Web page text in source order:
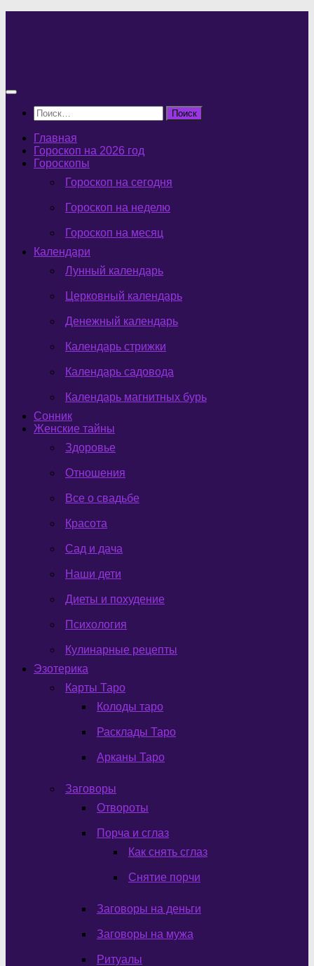
Найти:
Главная
Гороскоп на 2026 год
Гороскопы
Гороскоп на сегодня
Гороскоп на неделю
Гороскоп на месяц
Календари
Лунный календарь
Церковный календарь
Денежный календарь
Календарь стрижки
Календарь садовода
Календарь магнитных бурь
Сонник
Женские тайны
Здоровье
Отношения
Все о свадьбе
Красота
Сад и дача
Наши дети
Диеты и похудение
Психология
Кулинарные рецепты
Эзотерика
Карты Таро
Колоды таро
Расклады Таро
Арканы Таро
Заговоры
Отвороты
Порча и сглаз
Как снять сглаз
Снятие порчи
Заговоры на деньги
Заговоры на мужа
Ритуалы